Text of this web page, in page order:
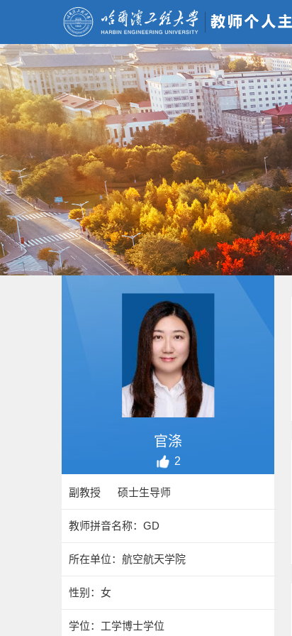
官涤
2
副教授 硕士生导师
教师拼音名称：GD
所在单位：航空航天学院
性别：女
学位：工学博士学位